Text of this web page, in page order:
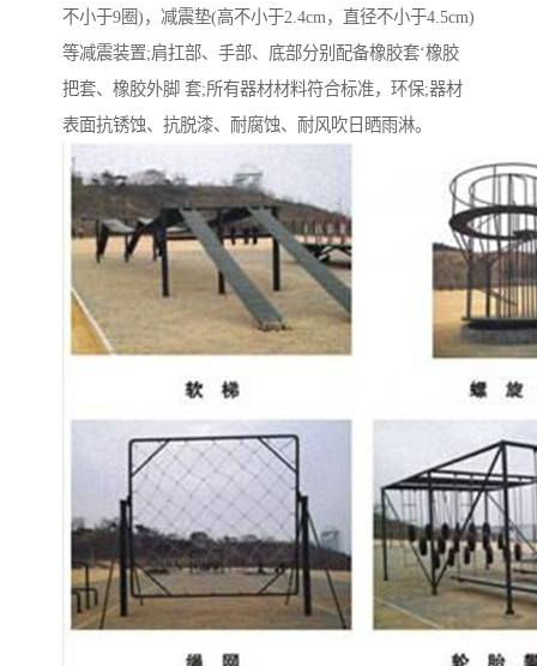
不小于9圈)，减震垫(高不小于2.4cm，直径不小于4.5cm)
等减震装置;肩扛部、手部、底部分别配备橡胶套‘橡胶
把套、橡胶外脚 套;所有器材材料符合标准，环保;器材
表面抗锈蚀、抗脱漆、耐腐蚀、耐风吹日晒雨淋。